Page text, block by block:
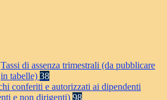
Tassi di assenza trimestrali (da pubblicare
in tabelle) 38
conferiti e autorizzati ai dipendenti
e non dirigenti) 98